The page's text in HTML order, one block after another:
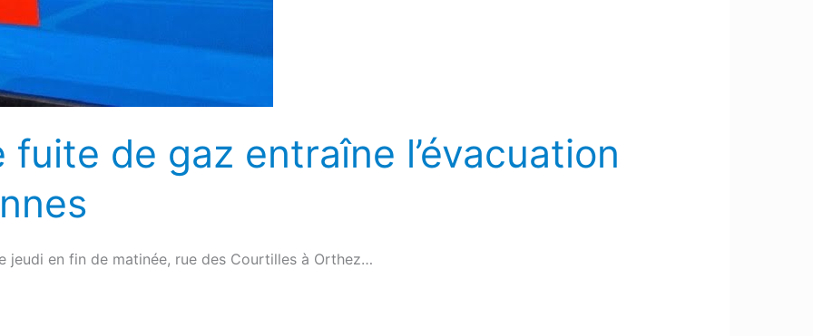
fuite de gaz entraîne l’évacuation
jeudi en fin de matinée, rue des Courtilles à Orthez…